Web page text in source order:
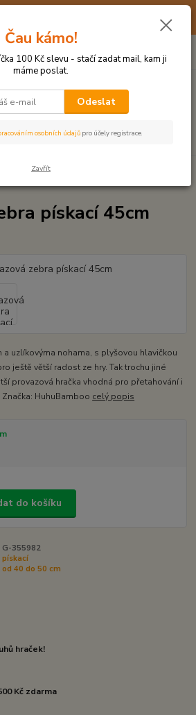
MÁME DOVOLENOU ☀️ OBJEDNÁVKY
Hledat
za0 Kč
PŘETAHOVADLA
pískací 45cm
uzlíkovýma nohama, s plyšovou hlavičkou
ještě větší radost ze hry. Tak trochu jiné
provazová hračka vhodná pro přetahování i
HuhuBamboo celý popis
do košíku
G-355982
pískací
od 40 do 50 cm
hraček!
Kč zdarma
Čau kámo!
100 Kč slevu - stačí zadat mail, kam ji
máme poslat.
Odeslat
osobních údajů pro účely registrace.
Zavřít